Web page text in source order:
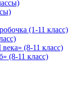
(1-11 класс)
(8-11 класс)
(8-11 класс)